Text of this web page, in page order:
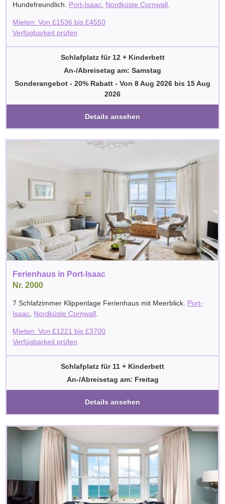
Hundefreundlich. Port-Isaac Nordküste Cornwall
Mieten: Von£1536 bis£4550
Verfügbarkeit prüfen
Schlafplatz für 12 + Kinderbett
An-/Abreisetag am: Samstag
Sonderangebot - 20% Rabatt - Von 8 Aug 2026 bis 15 Aug
2026
Details ansehen
Ferienhaus in Port-Isaac
Nr. 2000
7 Schlafzimmer Klippenlage Ferienhaus mit Meerblick. Port-
Isaac, Nordküste Cornwall.
Mieten: Von£1221 bis£3700
Verfügbarkeit prüfen
Schlafplatz für 11 + Kinderbett
An-/Abreisetag am: Freitag
Details ansehen